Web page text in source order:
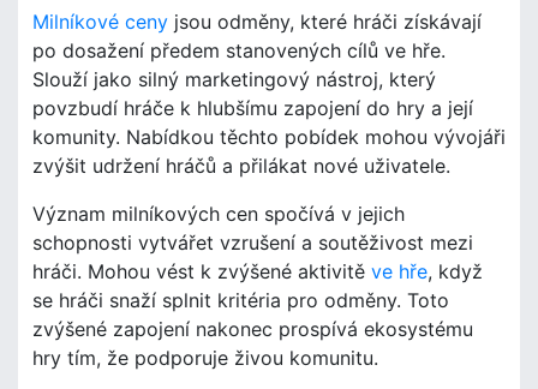
Milníkové ceny jsou odměny, které hráči získávají
po dosažení předem stanovených cílů ve hře.
Slouží jako silný marketingový nástroj, který
povzbudí hráče k hlubšímu zapojení do hry a její
komunity. Nabídkou těchto pobídek mohou vývojáři
zvýšit udržení hráčů a přilákat nové uživatele.
Význam milníkových cen spočívá v jejich
schopnosti vytvářet vzrušení a soutěživost mezi
hráči. Mohou vést k zvýšené aktivitě ve hře, když
se hráči snaží splnit kritéria pro odměny. Toto
zvýšené zapojení nakonec prospívá ekosystému
hry tím, že podporuje živou komunitu.